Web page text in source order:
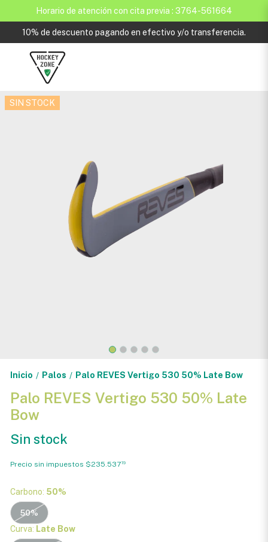
Horario de atención con cita previa : 3764-561664
10% de descuento pagando en efectivo y/o transferencia.
SIN STOCK
Inicio / Palos / Palo REVES Vertigo 530 50% Late Bow
Palo REVES Vertigo 530 50% Late
Bow
Sin stock
Precio sin impuestos $235.53719
Carbono: 50%
50%
Curva: Late Bow